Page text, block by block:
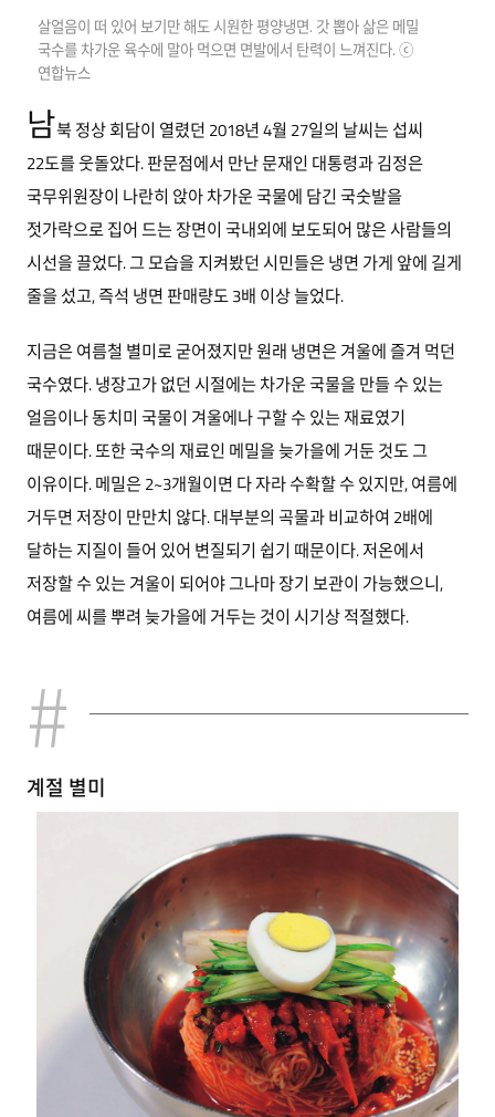
살얼음이 떠 있어 보기만 해도 시원한 평양냉면. 갓 뽑아 삶은 메밀
국수를 차가운 육수에 말아 먹으면 면발에서 탄력이 느껴진다. ⓒ
연합뉴스
남북 정상 회담이 열렸던 2018년 4월 27일의 날씨는 섭씨
22도를 웃돌았다. 판문점에서 만난 문재인 대통령과 김정은
국무위원장이 나란히 앉아 차가운 국물에 담긴 국숫발을
젓가락으로 집어 드는 장면이 국내외에 보도되어 많은 사람들의
시선을 끌었다. 그 모습을 지켜봤던 시민들은 냉면 가게 앞에 길게
줄을 섰고, 즉석 냉면 판매량도 3배 이상 늘었다.
지금은 여름철 별미로 굳어졌지만 원래 냉면은 겨울에 즐겨 먹던
국수였다. 냉장고가 없던 시절에는 차가운 국물을 만들 수 있는
얼음이나 동치미 국물이 겨울에나 구할 수 있는 재료였기
때문이다. 또한 국수의 재료인 메밀을 늦가을에 거둔 것도 그
이유이다. 메밀은 2~3개월이면 다 자라 수확할 수 있지만, 여름에
거두면 저장이 만만치 않다. 대부분의 곡물과 비교하여 2배에
달하는 지질이 들어 있어 변질되기 쉽기 때문이다. 저온에서
저장할 수 있는 겨울이 되어야 그나마 장기 보관이 가능했으니,
여름에 씨를 뿌려 늦가을에 거두는 것이 시기상 적절했다.
계절 별미